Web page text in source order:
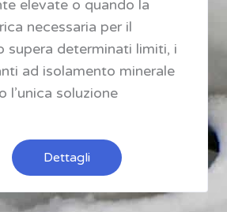
elevate o quando la
necessaria per il
supera determinati limiti, i
ad isolamento minerale
l’unica soluzione
Dettagli